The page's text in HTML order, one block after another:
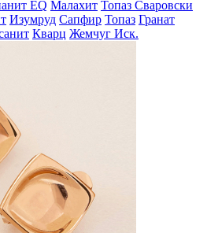
EQ Малахит Топаз Сваровски
Изумруд Сапфир Топаз Гранат
Кварц Жемчуг Иск.